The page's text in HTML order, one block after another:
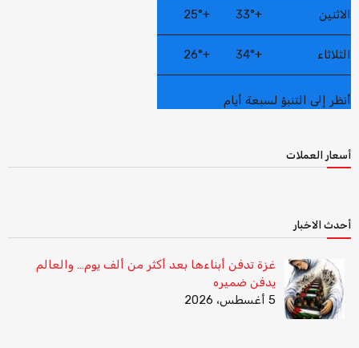
الاثنين +
33°
+
25°
الثلاثاء +
34°
+
26°
أنظر إلى التنبؤ لسبعة أيام
أسعار العملات
أحدث الاخبار
غزة تدفن أبناءها بعد أكثر من ألف يوم… والعالم
يدفن ضميره
5 أغسطس، 2026